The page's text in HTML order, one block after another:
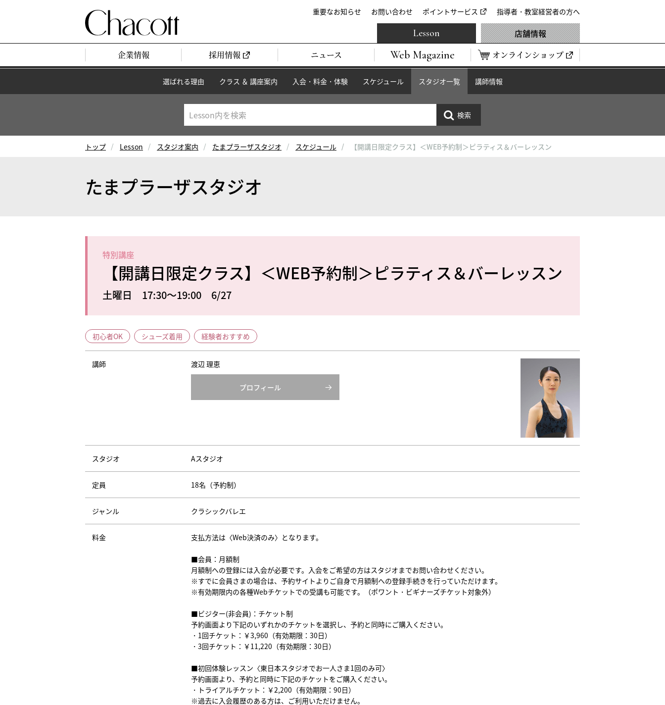
重要なお知らせ お問い合わせ ポイントサービス 指導者・教室経営者の方へ
企業情報 採用情報 ニュース Web Magazine オンラインショップ
Lesson 店舗情報
選ばれる理由 クラス ＆ 講座案内 入会・料金・体験 スケジュール スタジオ一覧 講師情報
トップ Lesson スタジオ案内 たまプラーザスタジオ スケジュール 【開講日限定クラス】＜WEB予約制＞ピラティス＆バーレッスン
たまプラーザスタジオ
特別講座
【開講日限定クラス】＜WEB予約制＞ピラティス＆バーレッスン
土曜日 17:30～19:00 6/27
初心者OK シューズ着用 経験者おすすめ
講師 渡辺 理恵
プロフィール
スタジオ Aスタジオ
定員 18名（予約制）
ジャンル クラシックバレエ
料金 支払方法は〈Web決済のみ〉となります。
■会員：月額制
月額制への登録には入会が必要です。入会をご希望の方はスタジオまでお問い合わせください。
※すでに会員さまの場合は、予約サイトよりご自身で月額制への登録手続きを行っていただけます。
※有効期限内の各種Webチケットでの受講も可能です。（ポワント・ビギナーズチケット対象外）
■ビジター(非会員)：チケット制
予約画面より下記のいずれかのチケットを選択し、予約と同時にご購入ください。
・1回チケット：￥3,960（有効期限：30日）
・3回チケット：￥11,220（有効期限：30日）
■初回体験レッスン〈東日本スタジオでお一人さま1回のみ可〉
予約画面より、予約と同時に下記のチケットをご購入ください。
・トライアルチケット：￥2,200（有効期限：90日）
※過去に入会履歴のある方は、ご利用いただけません。